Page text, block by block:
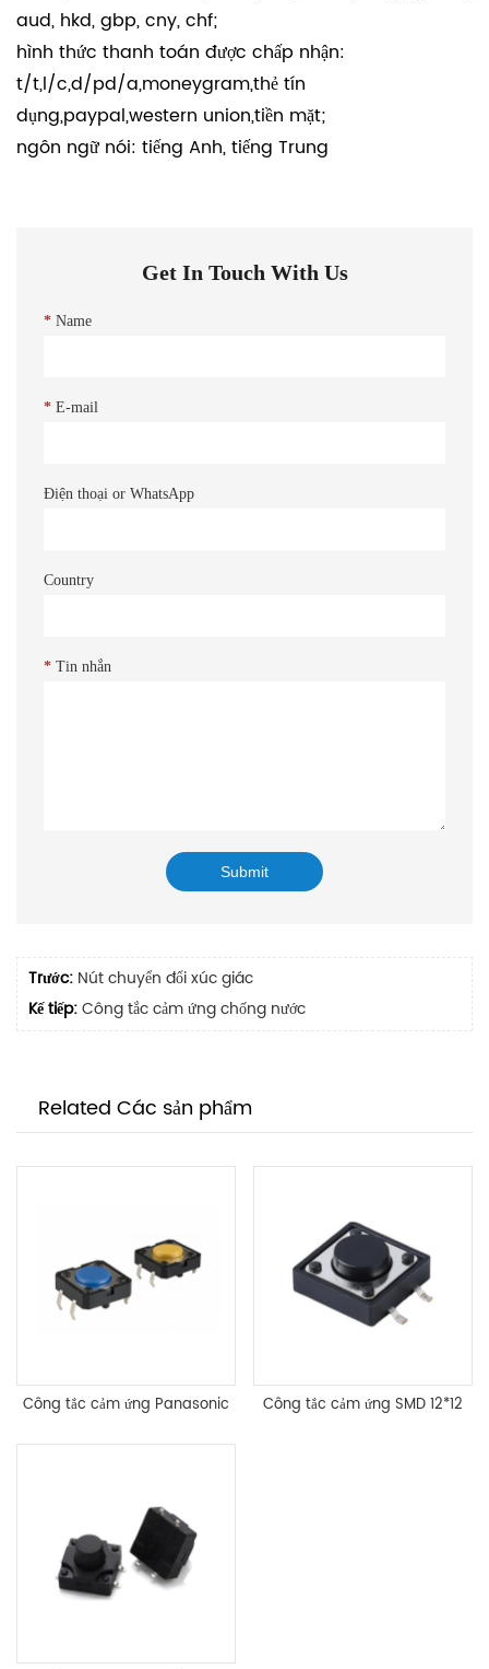
aud, hkd, gbp, cny, chf;
hình thức thanh toán được chấp nhận:
t/t,l/c,d/pd/a,moneygram,thẻ tín
dụng,paypal,western union,tiền mặt;
ngôn ngữ nói: tiếng Anh, tiếng Trung
Get In Touch With Us
* Name
* E-mail
Điện thoại or WhatsApp
Country
* Tin nhắn
Trước: Nút chuyển đổi xúc giác
Kế tiếp:Công tắc cảm ứng chống nước
Related Các sản phẩm
Công tắc cảm ứng Panasonic Công tắc cảm ứng SMD 12*12